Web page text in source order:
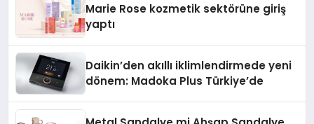
Marie Rose kozmetik sektörüne giriş
yaptı
Daikin’den akıllı iklimlendirmede yeni
dönem: Madoka Plus Türkiye’de